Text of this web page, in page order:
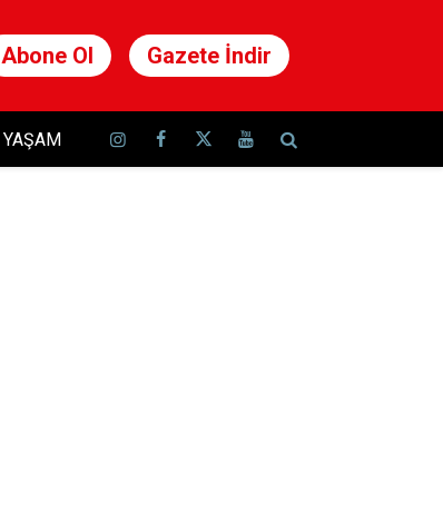
Abone Ol Gazete İndir
YAŞAM